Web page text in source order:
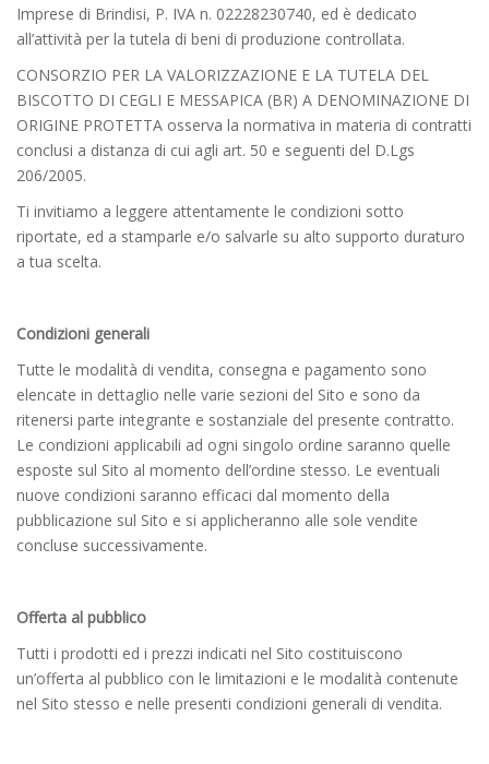
Imprese di Brindisi, P. IVA n. 02228230740, ed è dedicato
all’attività per la tutela di beni di produzione controllata.
CONSORZIO PER LA VALORIZZAZIONE E LA TUTELA DEL
BISCOTTO DI CEGLI E MESSAPICA (BR) A DENOMINAZIONE DI
ORIGINE PROTETTA osserva la normativa in materia di contratti
conclusi a distanza di cui agli art. 50 e seguenti del D.Lgs
206/2005.
Ti invitiamo a leggere attentamente le condizioni sotto
riportate, ed a stamparle e/o salvarle su alto supporto duraturo
a tua scelta.
Condizioni generali
Tutte le modalità di vendita, consegna e pagamento sono
elencate in dettaglio nelle varie sezioni del Sito e sono da
ritenersi parte integrante e sostanziale del presente contratto.
Le condizioni applicabili ad ogni singolo ordine saranno quelle
esposte sul Sito al momento dell’ordine stesso. Le eventuali
nuove condizioni saranno efficaci dal momento della
pubblicazione sul Sito e si applicheranno alle sole vendite
concluse successivamente.
Offerta al pubblico
Tutti i prodotti ed i prezzi indicati nel Sito costituiscono
un’offerta al pubblico con le limitazioni e le modalità contenute
nel Sito stesso e nelle presenti condizioni generali di vendita.